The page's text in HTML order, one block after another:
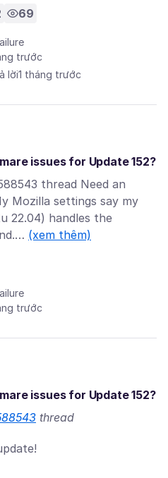
69
trước
lời1 tháng trước
issues for Update 152?
thread Need an
Mozilla settings say my
22.04) handles the
(xem thêm)
trước
issues for Update 152?
thread